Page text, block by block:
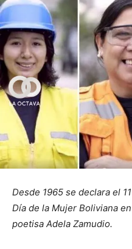
Desde 1965 se declara el
Día de la Mujer Boliviana
poetisa Adela Zamudio.